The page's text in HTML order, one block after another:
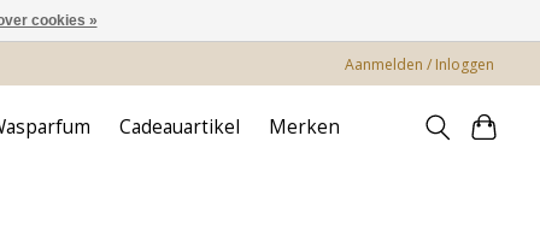
Aanmelden / Inloggen
Cadeauartikel Merken
cookies »